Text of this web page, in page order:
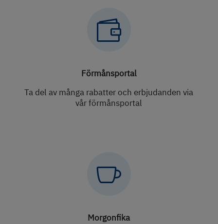

Förmånsportal
Ta del av många rabatter och erbjudanden via
vår förmånsportal

Morgonfika